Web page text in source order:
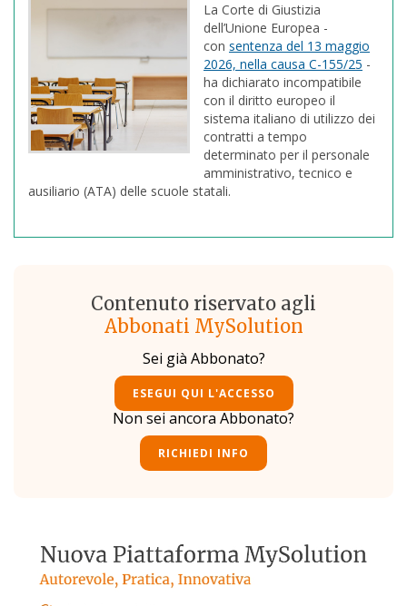
La Corte di Giustizia
dell’Unione Europea -
con sentenza del 13 maggio
2026, nella causa C-155/25 -
ha dichiarato incompatibile
con il diritto europeo il
sistema italiano di utilizzo dei
contratti a tempo
determinato per il personale
amministrativo, tecnico e
ausiliario (ATA) delle scuole statali.
Contenuto riservato agli
Abbonati MySolution
Sei già Abbonato?
ESEGUI QUI L'ACCESSO
Non sei ancora Abbonato?
RICHIEDI INFO